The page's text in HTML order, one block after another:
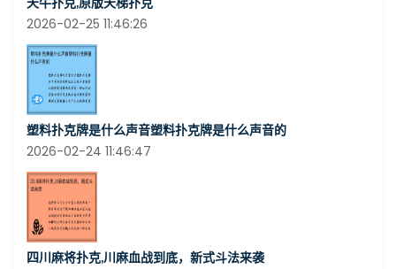
2026-02-25 11:46:26
塑料扑克牌是什么声音塑料扑克牌是什么声音的
2026-02-24 11:46:47
四川麻将扑克,川麻血战到底，新式斗法来袭